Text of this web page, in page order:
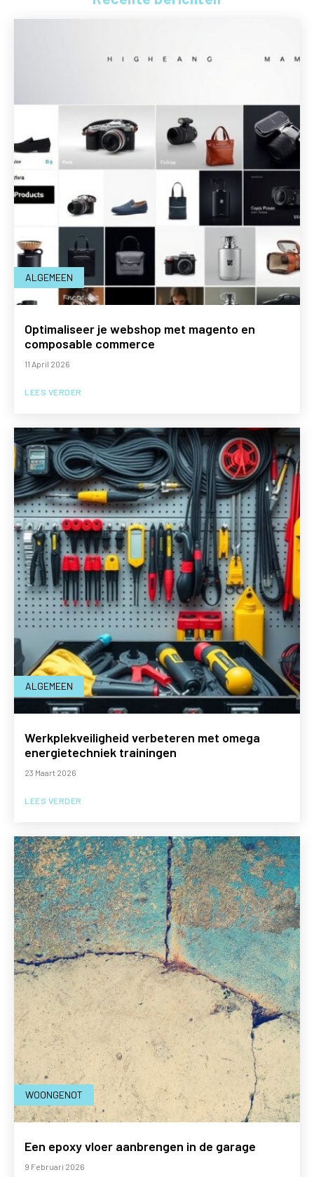
ALGEMEEN
Optimaliseer je webshop met magento en
composable commerce
11 April 2026
LEES VERDER
ALGEMEEN
Werkplekveiligheid verbeteren met omega
energietechniek trainingen
23 Maart 2026
LEES VERDER
WOONGENOT
Een epoxy vloer aanbrengen in de garage
9 Februari 2026